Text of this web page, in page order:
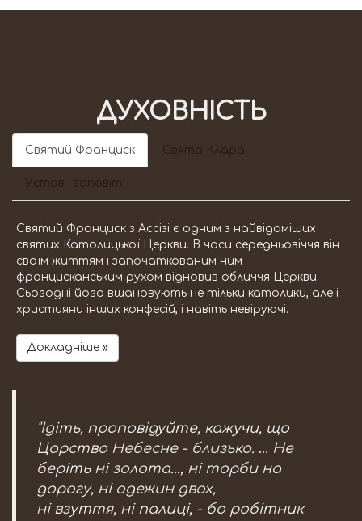
ДУХОВНІСТЬ
Святий Франциск Свята Клара
Устав і заповіт
Святий Франциск з Ассізі є одним з найвідоміших
святих Католицької Церкви. В часи середньовіччя він
своїм життям і започаткованим ним
францисканським рухом відновив обличчя Церкви.
Сьогодні його вшановують не тільки католики, але і
християни інших конфесій, і навіть невіруючі.
Докладніше »
"Ідіть, проповідуйте, кажучи, що
Царство Небесне - близько. … Не
беріть ні золота..., ні торби на
дорогу, ні одежин двох,
ні взуття, ні палиці, - бо робітник